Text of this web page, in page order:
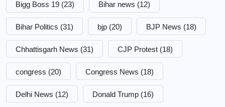
Bigg Boss 19 (23) Bihar news (12)
Bihar Politics (31) bjp (20) BJP News (18)
Chhattisgarh News (31) CJP Protest (18)
congress (20) Congress News (18)
Delhi News (12) Donald Trump (16)